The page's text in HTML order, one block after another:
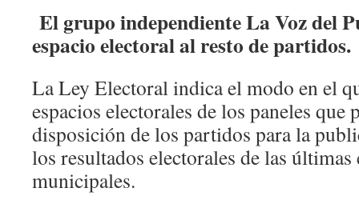
El grupo independiente La Voz del
espacio electoral al resto de partidos.
La Ley Electoral indica el modo en el
espacios electorales de los paneles que
disposición de los partidos para la
los resultados electorales de las últimas
municipales.